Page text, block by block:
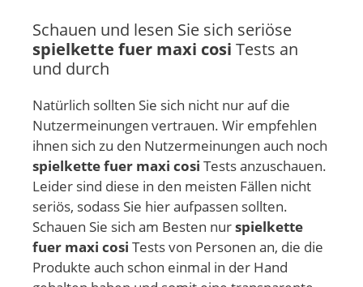
Schauen und lesen Sie sich seriöse
spielkette fuer maxi cosi Tests an
und durch
Natürlich sollten Sie sich nicht nur auf die
Nutzermeinungen vertrauen. Wir empfehlen
ihnen sich zu den Nutzermeinungen auch noch
spielkette fuer maxi cosi Tests anzuschauen.
Leider sind diese in den meisten Fällen nicht
seriös, sodass Sie hier aufpassen sollten.
Schauen Sie sich am Besten nurspielkette
fuer maxi cosi Tests von Personen an, die die
Produkte auch schon einmal in der Hand